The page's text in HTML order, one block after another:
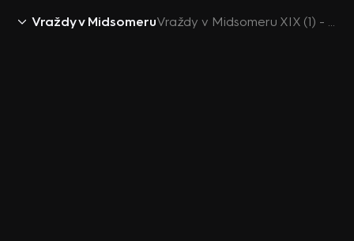
Vraždy v Midsomeru Vraždy v Midsomeru XIX (1) - upoutávka